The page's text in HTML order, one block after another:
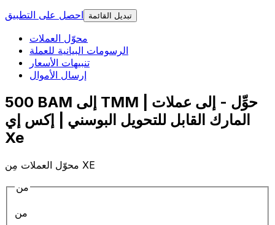
احصل على التطبيق
تبديل القائمة
محوّل العملات
الرسومات البيانية للعملة
تنبيهات الأسعار
إرسال الأموال
500 BAM إلى TMM | حوِّل - إلى عملات
المارك القابل للتحويل البوسني | إكس إي
Xe
محوّل العملات مِن XE
من
من